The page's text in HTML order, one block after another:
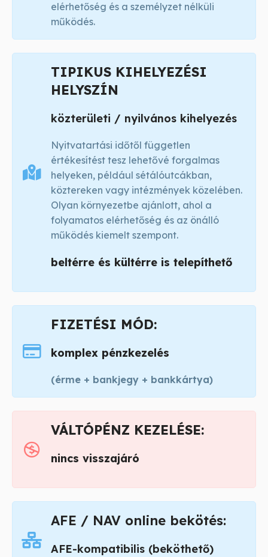
elérhetőség és a személyzet nélküli
működés.
TIPIKUS KIHELYEZÉSI
HELYSZÍN
közterületi / nyilvános kihelyezés
Nyitvatartási időtől független
értékesítést tesz lehetővé forgalmas
helyeken, például sétálóutcákban,
köztereken vagy intézmények közelében.
Olyan környezetbe ajánlott, ahol a
folyamatos elérhetőség és az önálló
működés kiemelt szempont.
beltérre és kültérre is telepíthető
FIZETÉSI MÓD:
komplex pénzkezelés
(érme + bankjegy + bankkártya)
VÁLTÓPÉNZ KEZELÉSE:
nincs visszajáró
AFE / NAV online bekötés:
AFE-kompatibilis (beköthető)